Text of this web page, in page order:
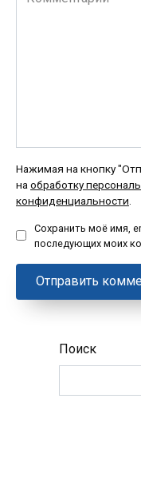
Нажимая на кнопку
на обработку
конфиденциальности
Сохранить моё имя,
последующих моих
Поиск